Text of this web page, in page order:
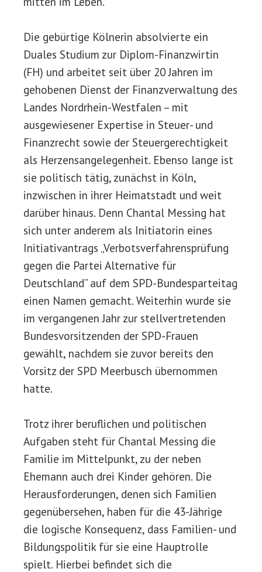
Die gebürtige Kölnerin absolvierte ein
Duales Studium zur Diplom-Finanzwirtin
(FH) und arbeitet seit über 20 Jahren im
gehobenen Dienst der Finanzverwaltung des
Landes Nordrhein-Westfalen – mit
ausgewiesener Expertise in Steuer- und
Finanzrecht sowie der Steuergerechtigkeit
als Herzensangelegenheit. Ebenso lange ist
sie politisch tätig, zunächst in Köln,
inzwischen in ihrer Heimatstadt und weit
darüber hinaus. Denn Chantal Messing hat
sich unter anderem als Initiatorin eines
Initiativantrags „Verbotsverfahrensprüfung
gegen die Partei Alternative für
Deutschland” auf dem SPD-Bundesparteitag
einen Namen gemacht. Weiterhin wurde sie
im vergangenen Jahr zur stellvertretenden
Bundesvorsitzenden der SPD-Frauen
gewählt, nachdem sie zuvor bereits den
Vorsitz der SPD Meerbusch übernommen
hatte.
Trotz ihrer beruflichen und politischen
Aufgaben steht für Chantal Messing die
Familie im Mittelpunkt, zu der neben
Ehemann auch drei Kinder gehören. Die
Herausforderungen, denen sich Familien
gegenübersehen, haben für die 43-Jährige
die logische Konsequenz, dass Familien- und
Bildungspolitik für sie eine Hauptrolle
spielt. Hierbei befindet sich die